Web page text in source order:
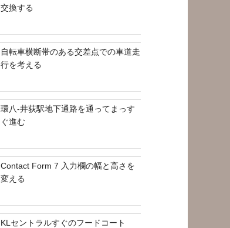
交換する
自転車横断帯のある交差点での車道走
行を考える
環八-井荻駅地下通路を通ってまっす
ぐ進む
Contact Form 7 入力欄の幅と高さを
変える
KLセントラルすぐのフードコート